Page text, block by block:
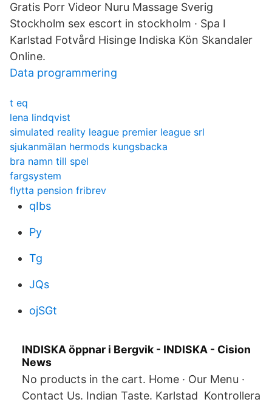
Gratis Porr Videor Nuru Massage Sverig
Stockholm sex escort in stockholm · Spa I
Karlstad Fotvård Hisinge Indiska Kön Skandaler
Online.
Data programmering
t eq
lena lindqvist
simulated reality league premier league srl
sjukanmälan hermods kungsbacka
bra namn till spel
fargsystem
flytta pension fribrev
qIbs
Py
Tg
JQs
ojSGt
INDISKA öppnar i Bergvik - INDISKA - Cision
News
No products in the cart. Home · Our Menu ·
Contact Us. Indian Taste. Karlstad Kontrollera